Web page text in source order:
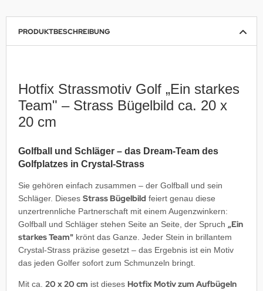
PRODUKTBESCHREIBUNG
Hotfix Strassmotiv Golf „Ein starkes
Team" – Strass Bügelbild ca. 20 x
20 cm
Golfball und Schläger – das Dream-Team des
Golfplatzes in Crystal-Strass
Sie gehören einfach zusammen – der Golfball und sein
Schläger. Dieses Strass Bügelbild feiert genau diese
unzertrennliche Partnerschaft mit einem Augenzwinkern:
Golfball und Schläger stehen Seite an Seite, der Spruch „Ein
starkes Team" krönt das Ganze. Jeder Stein in brillantem
Crystal-Strass präzise gesetzt – das Ergebnis ist ein Motiv
das jeden Golfer sofort zum Schmunzeln bringt.
Mit ca. 20 x 20 cm ist dieses Hotfix Motiv zum Aufbügeln